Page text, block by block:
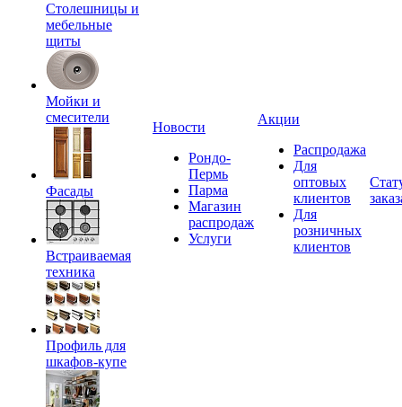
Столешницы и
мебельные
щиты
Мойки и
смесители
Фасады
Встраиваемая
техника
Профиль для
шкафов-купе
Новости
Рондо-
Пермь
Парма
Магазин
распродаж
Услуги
Акции
Распродажа
Для
оптовых
клиентов
Для
розничных
клиентов